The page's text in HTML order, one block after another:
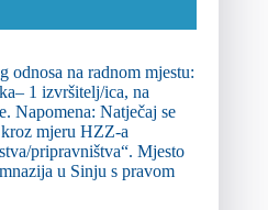
odnosa na radnom mjestu:
1 izvršitelj/ica, na
Napomena: Natječaj se
mjeru HZZ-a
pripravništva“. Mjesto
u Sinju s pravom